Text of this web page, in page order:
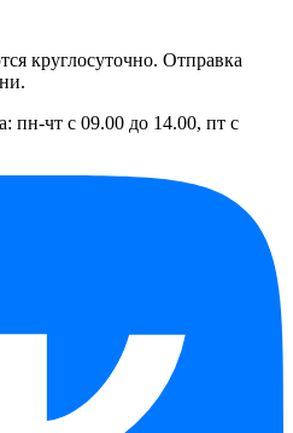
круглосуточно. Отправка
пн-чт с 09.00 до 14.00, пт с